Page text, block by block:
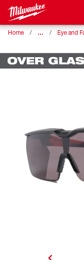
Home … Eye and